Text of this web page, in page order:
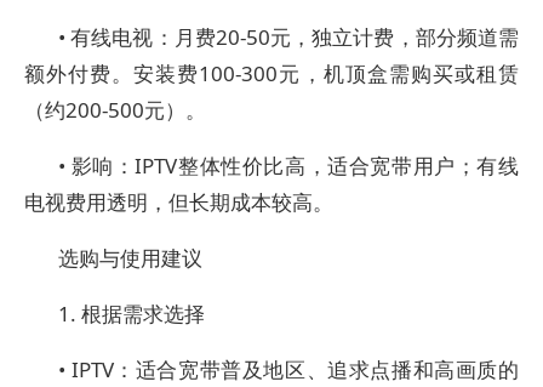
• 有线电视：月费20-50元，独立计费，部分频道需
额外付费。安装费100-300元，机顶盒需购买或租赁
（约200-500元）。
• 影响：IPTV整体性价比高，适合宽带用户；有线
电视费用透明，但长期成本较高。
选购与使用建议
1. 根据需求选择
• IPTV：适合宽带普及地区、追求点播和高画质的